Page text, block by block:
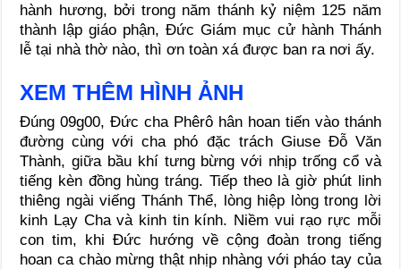
hành hương, bởi trong năm thánh kỷ niệm 125 năm
thành lập giáo phận, Đức Giám mục cử hành Thánh
lễ tại nhà thờ nào, thì ơn toàn xá được ban ra nơi ấy.
XEM THÊM HÌNH ẢNH
Đúng 09g00, Đức cha Phêrô hân hoan tiến vào thánh
đường cùng với cha phó đặc trách Giuse Đỗ Văn
Thành, giữa bầu khí tưng bừng với nhịp trống cổ và
tiếng kèn đồng hùng tráng. Tiếp theo là giờ phút linh
thiêng ngài viếng Thánh Thể, lòng hiệp lòng trong lời
kinh Lạy Cha và kinh tin kính. Niềm vui rạo rực mỗi
con tim, khi Đức hướng về cộng đoàn trong tiếng
hoan ca chào mừng thật nhịp nhàng với pháo tay của